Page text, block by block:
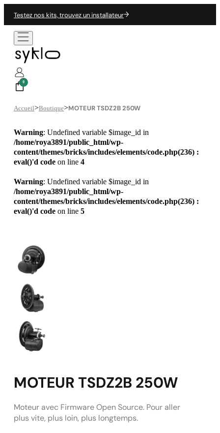
Testez nos kits, trouvez un installateur
0
Accueil>Boutique>MOTEUR TSDZ2B 250W
Warning: Undefined variable $image_id in
/home/roya3891/public_html/wp-
content/themes/bricks/includes/elements/code.php(236) :
eval()'d code on line 4
Warning: Undefined variable $image_id in
/home/roya3891/public_html/wp-
content/themes/bricks/includes/elements/code.php(236) :
eval()'d code on line 5
MOTEUR TSDZ2B 250W
Moteur avec Firmware Open Source. Pour aller
plus vite, plus loin, plus longtemps.